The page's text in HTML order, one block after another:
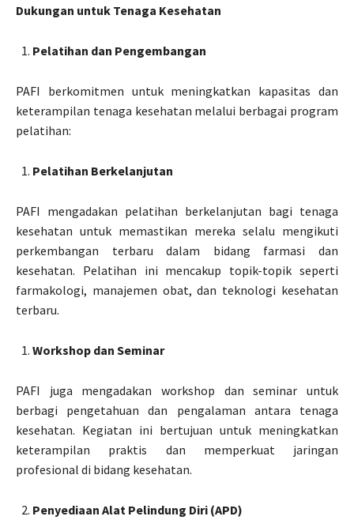
Dukungan untuk Tenaga Kesehatan
Pelatihan dan Pengembangan
PAFI berkomitmen untuk meningkatkan kapasitas dan
keterampilan tenaga kesehatan melalui berbagai program
pelatihan:
Pelatihan Berkelanjutan
PAFI mengadakan pelatihan berkelanjutan bagi tenaga
kesehatan untuk memastikan mereka selalu mengikuti
perkembangan terbaru dalam bidang farmasi dan
kesehatan. Pelatihan ini mencakup topik-topik seperti
farmakologi, manajemen obat, dan teknologi kesehatan
terbaru.
Workshop dan Seminar
PAFI juga mengadakan workshop dan seminar untuk
berbagi pengetahuan dan pengalaman antara tenaga
kesehatan. Kegiatan ini bertujuan untuk meningkatkan
keterampilan praktis dan memperkuat jaringan
profesional di bidang kesehatan.
Penyediaan Alat Pelindung Diri (APD)